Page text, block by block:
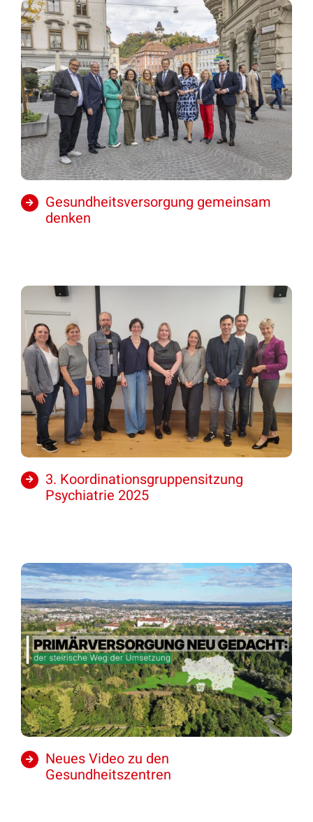
Gesundheitsversorgung gemeinsam
denken
3. Koordinationsgruppensitzung
Psychiatrie 2025
Neues Video zu den
Gesundheitszentren